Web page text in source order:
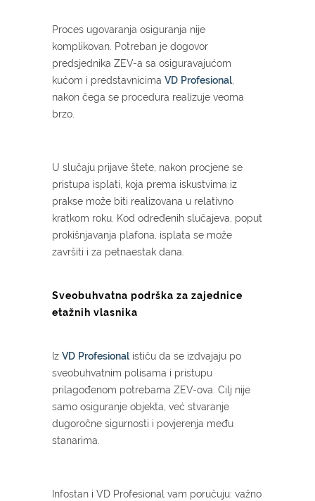
Proces ugovaranja osiguranja nije
komplikovan. Potreban je dogovor
predsjednika ZEV-a sa osiguravajućom
kućom i predstavnicima VD Profesional,
nakon čega se procedura realizuje veoma
brzo.
U slučaju prijave štete, nakon procjene se
pristupa isplati, koja prema iskustvima iz
prakse može biti realizovana u relativno
kratkom roku. Kod određenih slučajeva, poput
prokišnjavanja plafona, isplata se može
završiti i za petnaestak dana.
Sveobuhvatna podrška za zajednice
etažnih vlasnika
Iz VD Profesionalističu da se izdvajaju po
sveobuhvatnim polisama i pristupu
prilagođenom potrebama ZEV-ova. Cilj nije
samo osiguranje objekta, već stvaranje
dugoročne sigurnosti i povjerenja među
stanarima.
Infostan i VD Profesional vam poručuju: važno